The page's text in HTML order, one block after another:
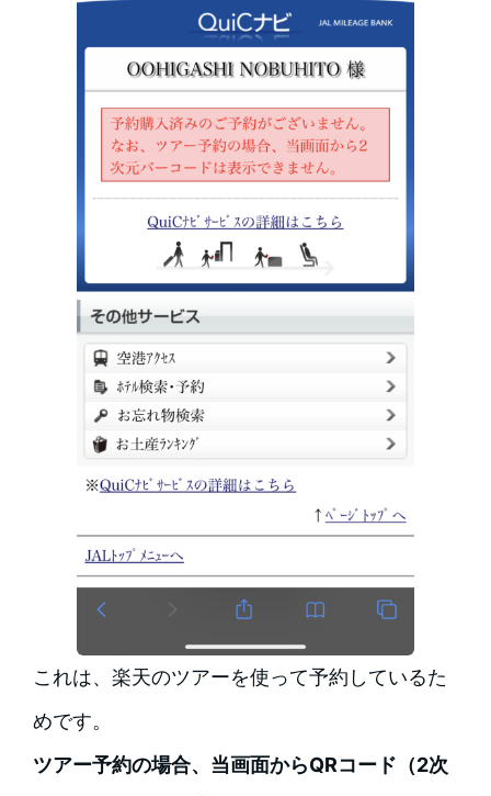
これは、楽天のツアーを使って予約しているた
めです。
ツアー予約の場合、当画面からQRコード（2次